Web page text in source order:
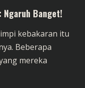
Ngaruh Banget!
kebakaran itu
Beberapa
mereka